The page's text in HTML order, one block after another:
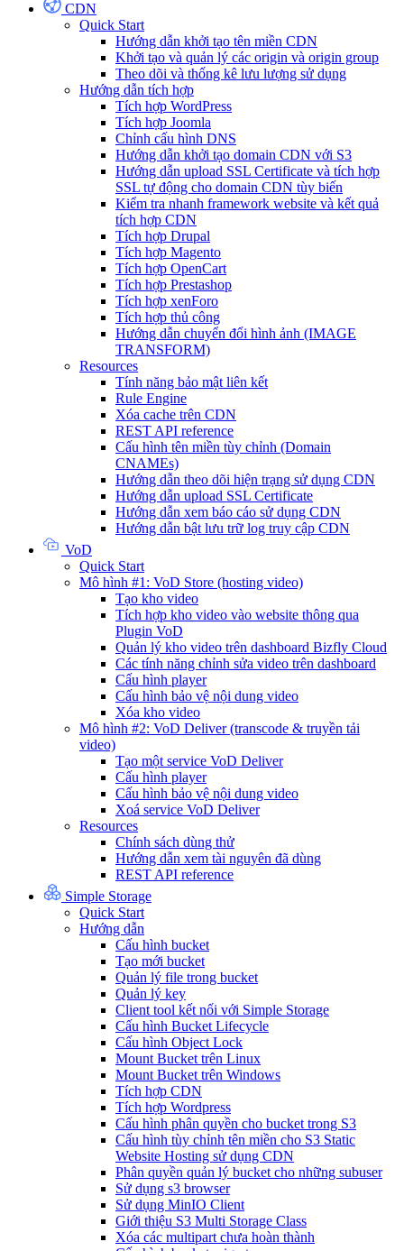
CDN
Quick Start
Hướng dẫn khởi tạo tên miền CDN
Khởi tạo và quản lý các origin và origin group
Theo dõi và thống kê lưu lượng sử dụng
Hướng dẫn tích hợp
Tích hợp WordPress
Tích hợp Joomla
Chỉnh cấu hình DNS
Hướng dẫn khởi tạo domain CDN với S3
Hướng dẫn upload SSL Certificate và tích hợp
SSL tự động cho domain CDN tùy biến
Kiểm tra nhanh framework website và kết quả
tích hợp CDN
Tích hợp Drupal
Tích hợp Magento
Tích hợp OpenCart
Tích hợp Prestashop
Tích hợp xenForo
Tích hợp thủ công
Hướng dẫn chuyển đổi hình ảnh (IMAGE
TRANSFORM)
Resources
Tính năng bảo mật liên kết
Rule Engine
Xóa cache trên CDN
REST API reference
Cấu hình tên miền tùy chỉnh (Domain
CNAMEs)
Hướng dẫn theo dõi hiện trạng sử dụng CDN
Hướng dẫn upload SSL Certificate
Hướng dẫn xem báo cáo sử dụng CDN
Hướng dẫn bật lưu trữ log truy cập CDN
VoD
Quick Start
Mô hình #1: VoD Store (hosting video)
Tạo kho video
Tích hợp kho video vào website thông qua
Plugin VoD
Quản lý kho video trên dashboard Bizfly Cloud
Các tính năng chỉnh sửa video trên dashboard
Cấu hình player
Cấu hình bảo vệ nội dung video
Xóa kho video
Mô hình #2: VoD Deliver (transcode & truyền tải
video)
Tạo một service VoD Deliver
Cấu hình player
Cấu hình bảo vệ nội dung video
Xoá service VoD Deliver
Resources
Chính sách dùng thử
Hướng dẫn xem tài nguyên đã dùng
REST API reference
Simple Storage
Quick Start
Hướng dẫn
Cấu hình bucket
Tạo mới bucket
Quản lý file trong bucket
Quản lý key
Client tool kết nối với Simple Storage
Cấu hình Bucket Lifecycle
Cấu hình Object Lock
Mount Bucket trên Linux
Mount Bucket trên Windows
Tích hợp CDN
Tích hợp Wordpress
Cấu hình phân quyền cho bucket trong S3
Cấu hình tùy chỉnh tên miền cho S3 Static
Website Hosting sử dụng CDN
Phân quyền quản lý bucket cho những subuser
Sử dụng s3 browser
Sử dụng MinIO Client
Giới thiệu S3 Multi Storage Class
Xóa các multipart chưa hoàn thành